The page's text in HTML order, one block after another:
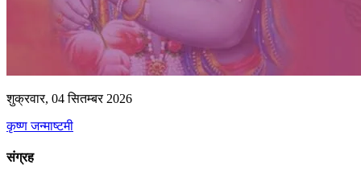
शुक्रवार, 04 सितम्बर 2026
कृष्ण जन्माष्टमी
संग्रह